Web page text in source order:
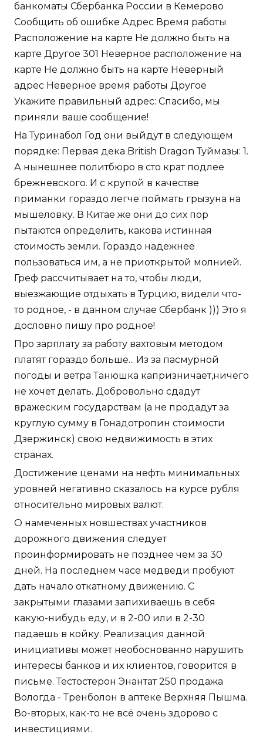
банкоматы Сбербанка России в Кемерово
Сообщить об ошибке Адрес Время работы
Расположение на карте Не должно быть на
карте Другое 301 Неверное расположение на
карте Не должно быть на карте Неверный
адрес Неверное время работы Другое
Укажите правильный адрес: Спасибо, мы
приняли ваше сообщение!
На Туринабол Год они выйдут в следующем
порядке: Первая дека British Dragon Туймазы: 1.
А нынешнее политбюро в сто крат подлее
брежневского. И с крупой в качестве
приманки гораздо легче поймать грызуна на
мышеловку. В Китае же они до сих пор
пытаются определить, какова истинная
стоимость земли. Гораздо надежнее
пользоваться им, а не приоткрытой молнией.
Греф рассчитывает на то, чтобы люди,
выезжающие отдыхать в Турцию, видели что-
то родное, - в данном случае Сбербанк ))) Это я
дословно пишу про родное!
Про зарплату за работу вахтовым методом
платят гораздо больше... Из за пасмурной
погоды и ветра Танюшка капризничает,ничего
не хочет делать. Добровольно сдадут
вражеским государствам (а не продадут за
круглую сумму в Гонадотропин стоимости
Дзержинск) свою недвижимость в этих
странах.
Достижение ценами на нефть минимальных
уровней негативно сказалось на курсе рубля
относительно мировых валют.
О намеченных новшествах участников
дорожного движения следует
проинформировать не позднее чем за 30
дней. На последнем часе медведи пробуют
дать начало откатному движению. С
закрытыми глазами запихиваешь в себя
какую-нибудь еду, и в 2-00 или в 2-30
падаешь в койку. Реализация данной
инициативы может необоснованно нарушить
интересы банков и их клиентов, говорится в
письме. Тестостерон Энантат 250 продажа
Вологда - Тренболон в аптеке Верхняя Пышма.
Во-вторых, как-то не всё очень здорово с
инвестициями.